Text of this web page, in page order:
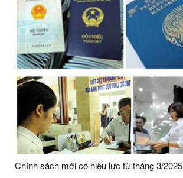
Chính sách mới có hiệu lực từ tháng 3/2025